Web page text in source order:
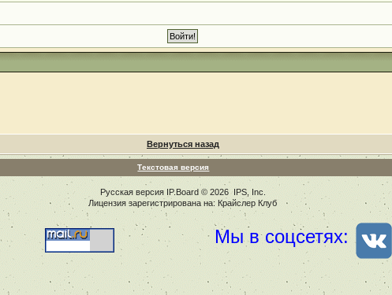
Вернуться назад
Текстовая версия
Русская версия IP.Board© 2026IPS, Inc
Лицензия зарегистрирована на: Крайслер Клуб
Мы в соцсетях: